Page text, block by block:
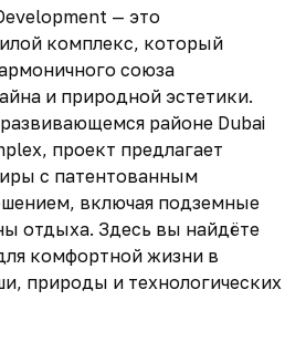
— это
комплекс, который
союза
и природной эстетики.
районе Dubai
проект предлагает
с патентованным
включая подземные
отдыха. Здесь вы найдёте
комфортной жизни в
природы и технологических